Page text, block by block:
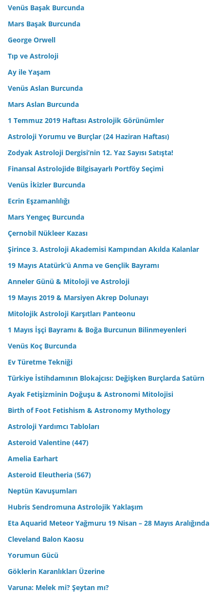
Venüs Başak Burcunda
Mars Başak Burcunda
George Orwell
Tıp ve Astroloji
Ay ile Yaşam
Venüs Aslan Burcunda
Mars Aslan Burcunda
1 Temmuz 2019 Haftası Astrolojik Görünümler
Astroloji Yorumu ve Burçlar (24 Haziran Haftası)
Zodyak Astroloji Dergisi’nin 12. Yaz Sayısı Satışta!
Finansal Astrolojide Bilgisayarlı Portföy Seçimi
Venüs İkizler Burcunda
Ecrin Eşzamanlılığı
Mars Yengeç Burcunda
Çernobil Nükleer Kazası
Şirince 3. Astroloji Akademisi Kampından Akılda Kalanlar
19 Mayıs Atatürk’ü Anma ve Gençlik Bayramı
Anneler Günü & Mitoloji ve Astroloji
19 Mayıs 2019 & Marsiyen Akrep Dolunayı
Mitolojik Astroloji Karşıtları Panteonu
1 Mayıs İşçi Bayramı & Boğa Burcunun Bilinmeyenleri
Venüs Koç Burcunda
Ev Türetme Tekniği
Türkiye İstihdamının Blokajcısı: Değişken Burçlarda Satürn
Ayak Fetişizminin Doğuşu & Astronomi Mitolojisi
Birth of Foot Fetishism & Astronomy Mythology
Astroloji Yardımcı Tabloları
Asteroid Valentine (447)
Amelia Earhart
Asteroid Eleutheria (567)
Neptün Kavuşumları
Hubris Sendromuna Astrolojik Yaklaşım
Eta Aquarid Meteor Yağmuru 19 Nisan – 28 Mayıs Aralığında
Cleveland Balon Kaosu
Yorumun Gücü
Göklerin Karanlıkları Üzerine
Varuna: Melek mi? Şeytan mı?